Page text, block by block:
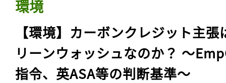
環境
【環境】カーボンクレジット主張
リーンウォッシュなのか？ 〜
指令、英ASA等の判断基準〜